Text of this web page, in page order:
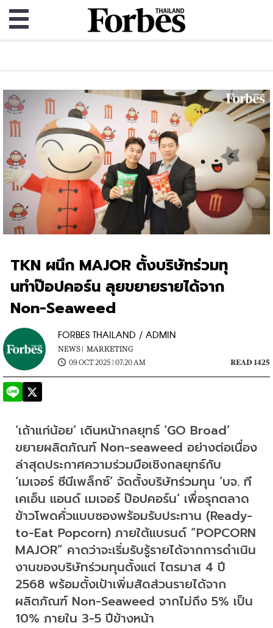
TKN ผนึก MAJOR ตั้งบริษัทร่วมทุ
นทำป๊อปคอร์น ลุยขยายรายได้จาก
Non-Seaweed
FORBES THAILAND / ADMIN
NEWS | MARKETING
09 OCT 2025 | 07:20 AM
READ 1425
‘เถ้าแก่น้อย’ เดินหน้ากลยุทธ์ ‘GO Broad’
ขยายผลิตภัณฑ์ Non-seaweed อย่างต่อเนื่อง
ล่าสุดประกาศความร่วมมือเชิงกลยุทธ์กับ
‘เมเจอร์ ซีนีเพล็กซ์’ จัดตั้งบริษัทร่วมทุน ‘บจ. ที
เคเอ็น แอนด์ เมเจอร์ ป๊อปคอร์น’ เพื่อรุกตลาด
ข้าวโพดคั่วแบบซองพร้อมรับประทาน (Ready-
to-Eat Popcorn) ภายใต้แบรนด์ “POPCORN
MAJOR” คาดว่าจะเริ่มรับรู้รายได้จากการดำเนิน
งานของบริษัทร่วมทุนตั้งแต่ ไตรมาส 4 ปี
2568 พร้อมตั้งเป้าเพิ่มสัดส่วนรายได้จาก
ผลิตภัณฑ์ Non-Seaweed จากไม่ถึง 5% เป็น
10% ภายใน 3-5 ปีข้างหน้า